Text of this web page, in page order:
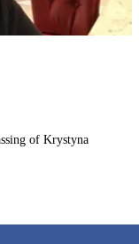
of Krystyna